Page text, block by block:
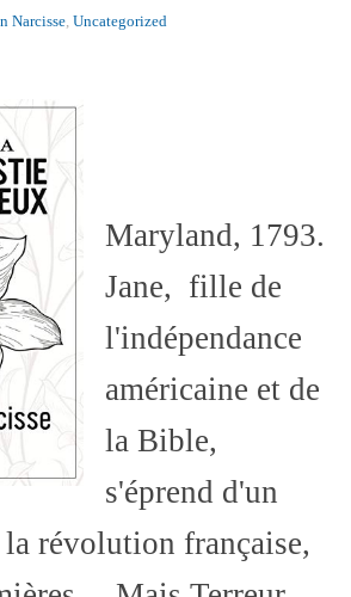
Narcisse, Uncategorized
Maryland, 1793.
Jane, fille de
l'indépendance
américaine et de
la Bible,
s'éprend d'un
révolution française,